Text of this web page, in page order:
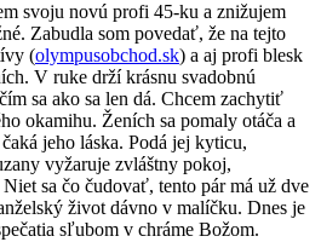
svoju novú profi 45-ku a znižujem
Zabudla som povedať, že na tejto
(olympusobchod.sk) a aj profi blesk
V ruke drží krásnu svadobnú
sa ako sa len dá. Chcem zachytiť
okamihu. Ženích sa pomaly otáča a
jeho láska. Podá jej kyticu,
vyžaruje zvláštny pokoj,
sa čo čudovať, tento pár má už dve
život dávno v malíčku. Dnes je
sľubom v chráme Božom.